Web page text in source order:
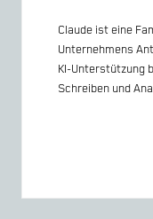
Claude ist eine
Unternehmens
KI-Unterstützung
Schreiben und